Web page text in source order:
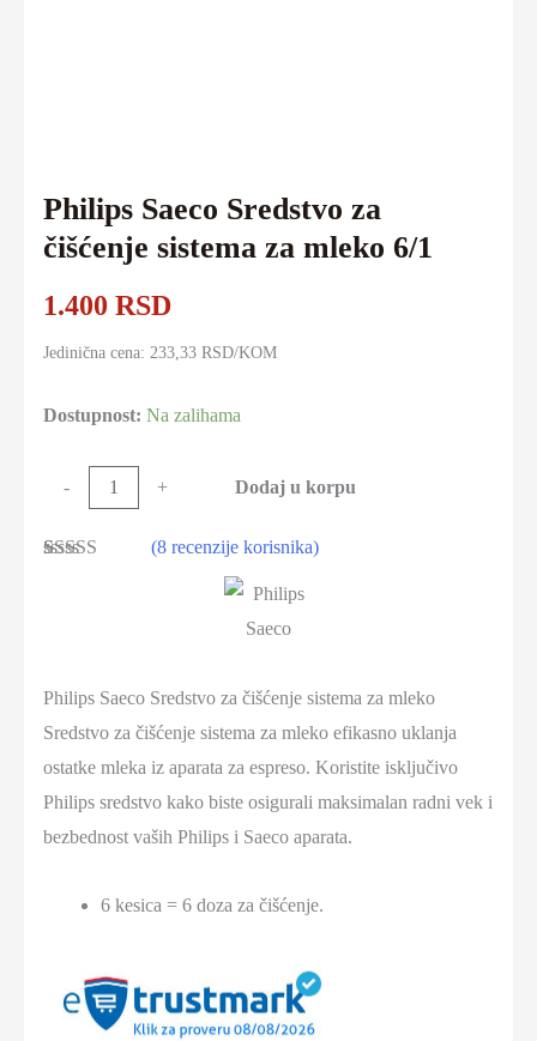
Philips Saeco Sredstvo za
čišćenje sistema za mleko 6/1
1.400 RSD
Jedinična cena: 233,33 RSD/KOM
Dostupnost: Na zalihama
-
Sredstvo
za
mleko
6/1
količina
+ Dodaj u korpu
(8 recenzije korisnika)
Philips Saeco Sredstvo za čišćenje sistema za mleko
Sredstvo za čišćenje sistema za mleko efikasno uklanja
ostatke mleka iz aparata za espreso. Koristite isključivo
Philips sredstvo kako biste osigurali maksimalan radni vek i
bezbednost vaših Philips i Saeco aparata.
6 kesica = 6 doza za čišćenje.